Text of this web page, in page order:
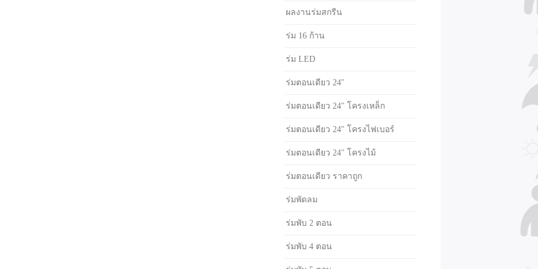
ผลงานร่มสกรีน
ร่ม 16 ก้าน
ร่ม LED
ร่มตอนเดียว 24"
ร่มตอนเดียว 24" โครงเหล็ก
ร่มตอนเดียว 24" โครงไฟเบอร์
ร่มตอนเดียว 24" โครงไม้
ร่มตอนเดียว ราคาถูก
ร่มพัดลม
ร่มพับ 2 ตอน
ร่มพับ 4 ตอน